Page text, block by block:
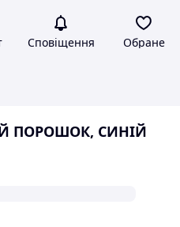
Сповіщення Обране
ПОРОШОК, СИНІЙ